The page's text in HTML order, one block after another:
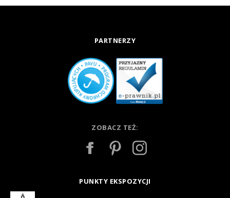
PARTNERZY
ZOBACZ TEŻ:
PUNKTY EKSPOZYCJI